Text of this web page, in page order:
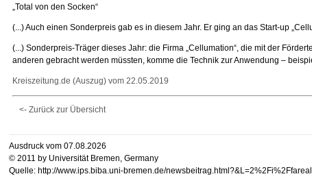
„Total von den Socken“
(...) Auch einen Sonderpreis gab es in diesem Jahr. Er ging an das Start-up
(...) Sonderpreis-Träger dieses Jahr: die Firma „Cellumation“, die mit der
anderen gebracht werden müssten, komme die Technik zur Anwendung –
Kreiszeitung.de (Auszug) vom 22.05.2019
<- Zurück zur Übersicht
Ausdruck vom 07.08.2026
© 2011 by Universität Bremen, Germany
Quelle: http://www.ips.biba.uni-bremen.de/